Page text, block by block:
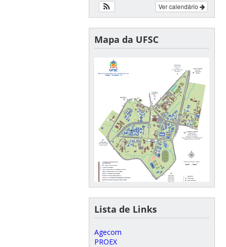
Ver calendário
Mapa da UFSC
Lista de Links
Agecom
PROEX